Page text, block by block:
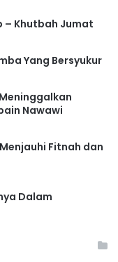
– Khutbah Jumat
Yang Bersyukur
Nawawi
Fitnah dan
Dalam